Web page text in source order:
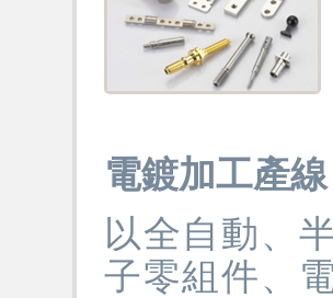
電鍍加工產線
以全自動、
子零組件、